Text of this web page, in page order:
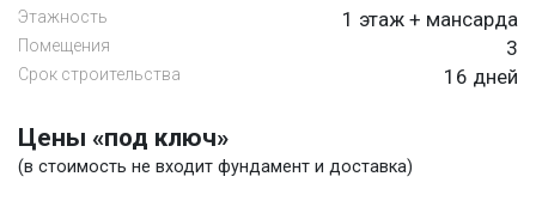
Этажность 1 этаж + мансарда
Помещения 3
Срок строительства 16 дней
Цены «под ключ»
(в стоимость не входит фундамент и доставка)